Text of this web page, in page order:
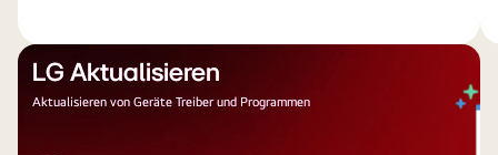
LG Aktualisieren
Aktualisieren von Geräte Treiber und Programmen